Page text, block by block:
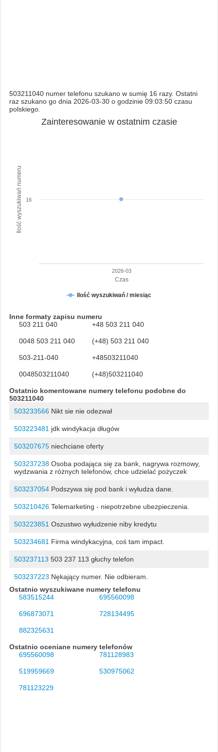
503211040 numer telefonu szukano w sumię 16 razy. Ostatni
raz szukano go dnia 2026-03-30 o godzinie 09:03:50 czasu
polskiego.
Czas
Ilość wyszukiwań numeru
Zainteresowanie w ostatnim czasie
Ilość wyszukiwań / miesiąc
2026-03
16
Inne formaty zapisu numeru
503 211 040
+48 503 211 040
0048 503 211 040 (+48) 503 211 040
503-211-040 +48503211040
0048503211040 (+48)503211040
Ostatnio komentowane numery telefonu podobne do
503211040
503233566Nikt sie nie odezwał
503223481 jdk windykacja długów
503207675niechciane oferty
503237238Osoba podająca się za bank, nagrywa rozmowy,
wydzwania z różnych telefonów, chce udzielać pożyczek
503237054Podszywa się pod bank i wyłudza dane.
503210426Telemarketing - niepotrzebne ubezpieczenia.
503223851 Oszustwo wyłudzenie niby kredytu
503234681 Firma windykacyjna, coś tam impact.
503237113 503 237 113 głuchy telefon
503237223 Nękający numer. Nie odbieram.
Ostatnio wyszukiwane numery telefonu
583515244
695560098
696873071 728134495
882325631
Ostatnio oceniane numery telefonów
695560098
781128983
519959669 530975062
781123229